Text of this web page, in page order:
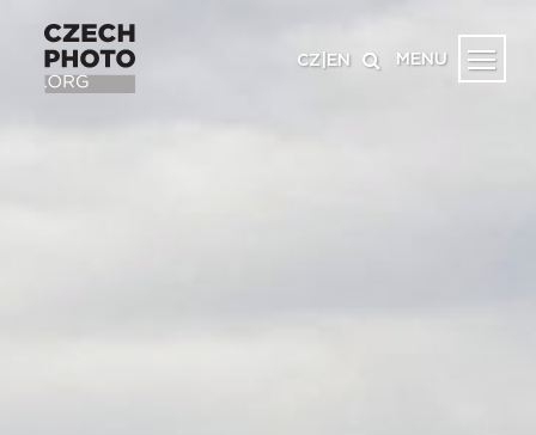
CZ EN MENU